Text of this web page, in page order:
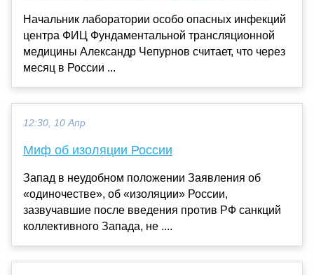
Начальник лаборатории особо опасных инфекций
центра ФИЦ Фундаментальной трансляционной
медицины Александр Чепурнов считает, что через
месяц в России ...
12:30, 10 Апр
Миф об изоляции России
Запад в неудобном положении Заявления об
«одиночестве», об «изоляции» России,
зазвучавшие после введения против РФ санкций
коллективного Запада, не ....